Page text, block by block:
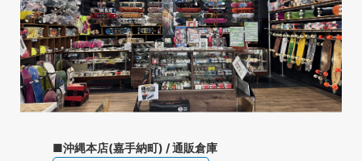
■沖縄本店(嘉手納町) / 通販倉庫